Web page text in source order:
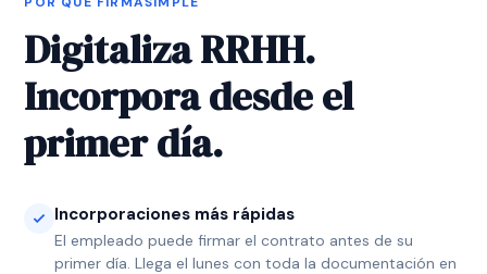
Digitaliza RRHH.
Incorpora desde el
primer día.
Incorporaciones más rápidas
El empleado puede firmar el contrato antes de su
primer día. Llega el lunes con toda la documentación en